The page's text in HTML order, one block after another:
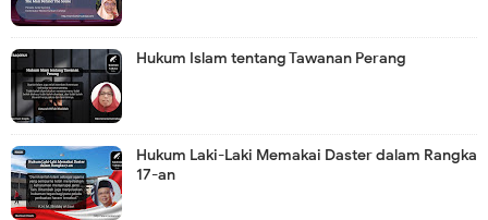
Hukum Islam tentang Tawanan Perang
Hukum Laki-Laki Memakai Daster dalam Rangka
17-an